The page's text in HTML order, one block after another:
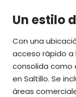
Un estilo
Con una
acceso rápido a
consolida como
en Saltillo. Se
áreas